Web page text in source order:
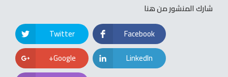
شارك المنشور من هنا
Twitter
Facebook
Google+
LinkedIn